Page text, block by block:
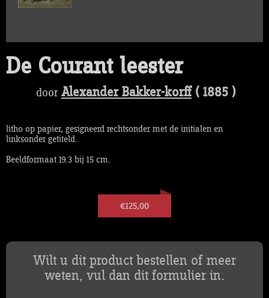
De Courant leester
door Alexander Bakker-korff( 1885 )
litho op papier, gesigneerd rechtsonder met de initialen en
linksonder getiteld.
Beeldformaat 19.3 bij 15 cm.
€125,00
Wilt u dit product bestellen of meer
weten, vul dan dit formulier in.